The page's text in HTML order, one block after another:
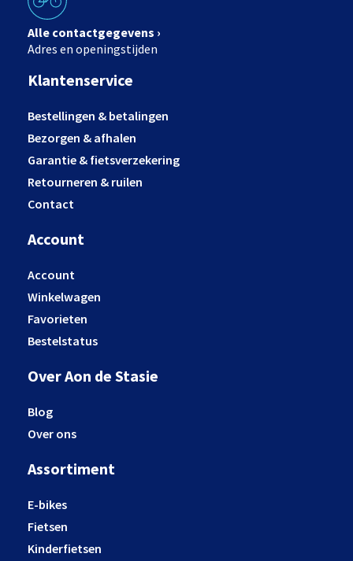
Alle contactgegevens ›
Adres en openingstijden
Klantenservice
Bestellingen & betalingen
Bezorgen & afhalen
Garantie & fietsverzekering
Retourneren & ruilen
Contact
Account
Account
Winkelwagen
Favorieten
Bestelstatus
Over Aon de Stasie
Blog
Over ons
Assortiment
E-bikes
Fietsen
Kinderfietsen